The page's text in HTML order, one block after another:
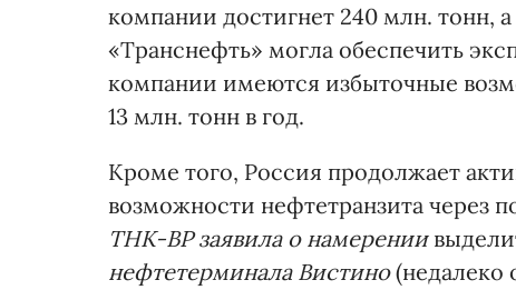
компании достигнет 240 млн. тонн,
«Транснефть» могла обеспечить
компании имеются избыточные
13 млн. тонн в год.
Кроме того, Россия продолжает
возможности нефтетранзита через
ТНК-ВР заявила о намерении
нефтетерминала Вистино(недалеко